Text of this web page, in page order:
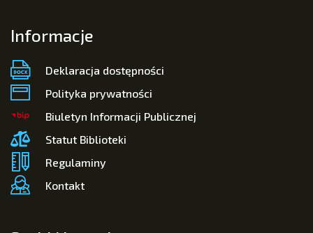
Informacje
Deklaracja dostępności
Polityka prywatności
Biuletyn Informacji Publicznej
Statut Biblioteki
Regulaminy
Kontakt